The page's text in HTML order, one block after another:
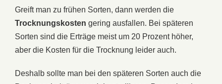
Greift man zu frühen Sorten, dann werden die
Trocknungskosten gering ausfallen. Bei späteren
Sorten sind die Erträge meist um 20 Prozent höher,
aber die Kosten für die Trocknung leider auch.
Deshalb sollte man bei den späteren Sorten auch die